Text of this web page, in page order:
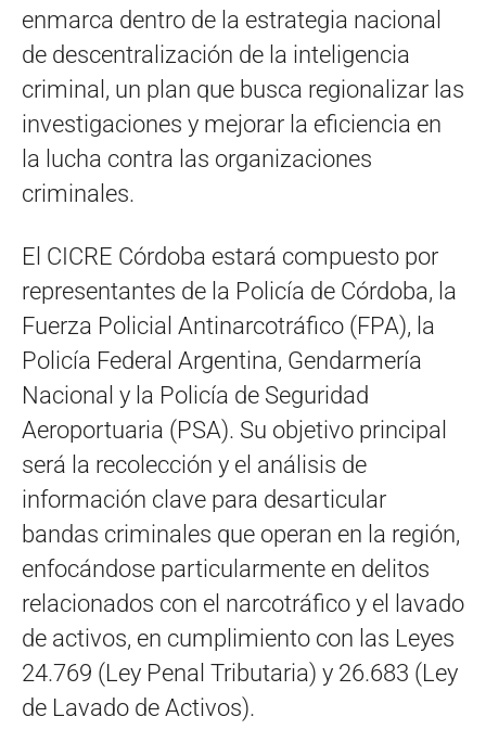
enmarca dentro de la estrategia nacional
de descentralización de la inteligencia
criminal, un plan que busca regionalizar las
investigaciones y mejorar la eficiencia en
la lucha contra las organizaciones
criminales.
El CICRE Córdoba estará compuesto por
representantes de la Policía de Córdoba, la
Fuerza Policial Antinarcotráfico (FPA), la
Policía Federal Argentina, Gendarmería
Nacional y la Policía de Seguridad
Aeroportuaria (PSA). Su objetivo principal
será la recolección y el análisis de
información clave para desarticular
bandas criminales que operan en la región,
enfocándose particularmente en delitos
relacionados con el narcotráfico y el lavado
de activos, en cumplimiento con las Leyes
24.769 (Ley Penal Tributaria) y 26.683 (Ley
de Lavado de Activos).